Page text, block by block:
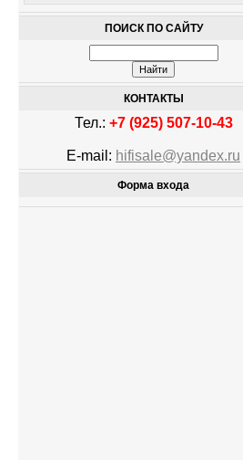
ПОИСК ПО САЙТУ
КОНТАКТЫ
Тел.: +7 (925) 507-10-43
E-mail: hifisale@yandex.ru
Форма входа